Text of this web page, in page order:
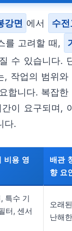
강면 에서 수전
를 고려할 때,
수 있습니다.
, 작업의 범위와
합니다. 복잡한
이 요구되며,
다.
비용 영
배관
향 요
특수 기
터, 센서
오래
난해